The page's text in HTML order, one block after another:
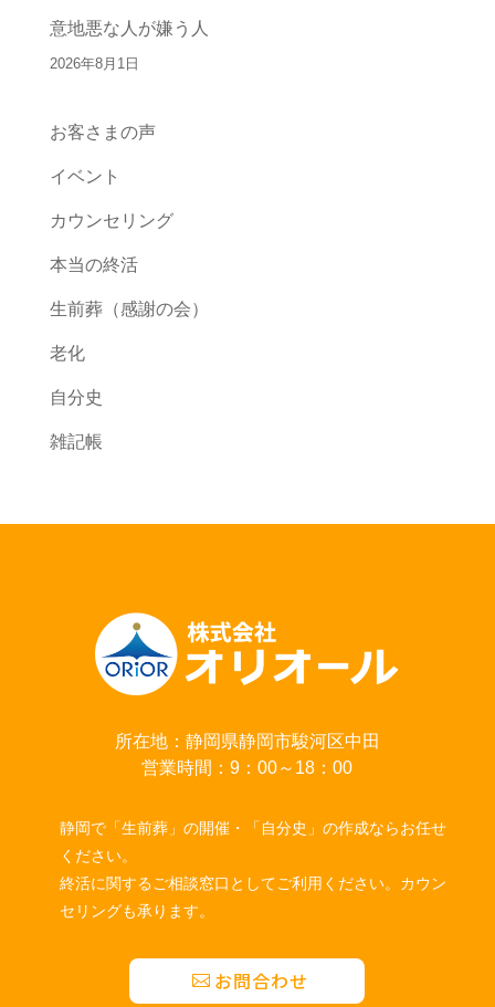
意地悪な人が嫌う人
2026年8月1日
お客さまの声
イベント
カウンセリング
本当の終活
生前葬（感謝の会）
老化
自分史
雑記帳
所在地：静岡県静岡市駿河区中田
営業時間：9：00～18：00
静岡で「生前葬」の開催・「自分史」の作成ならお任せ
ください。
終活に関するご相談窓口としてご利用ください。カウン
セリングも承ります。
お問合わせ